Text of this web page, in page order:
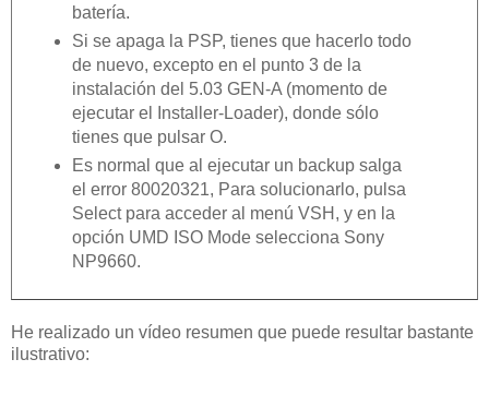
batería.
Si se apaga la PSP, tienes que hacerlo todo
de nuevo, excepto en el punto 3 de la
instalación del 5.03 GEN-A (momento de
ejecutar el Installer-Loader), donde sólo
tienes que pulsar O.
Es normal que al ejecutar un backup salga
el error 80020321, Para solucionarlo, pulsa
Select para acceder al menú VSH, y en la
opción UMD ISO Mode selecciona Sony
NP9660.
He realizado un vídeo resumen que puede resultar bastante
ilustrativo: